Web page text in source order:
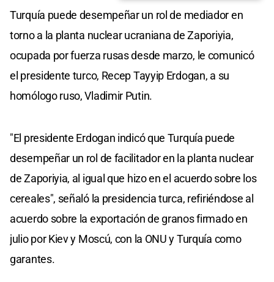
Turquía puede desempeñar un rol de mediador en
torno a la planta nuclear ucraniana de Zaporiyia,
ocupada por fuerza rusas desde marzo, le comunicó
el presidente turco, Recep Tayyip Erdogan, a su
homólogo ruso, Vladimir Putin.
"El presidente Erdogan indicó que Turquía puede
desempeñar un rol de facilitador en la planta nuclear
de Zaporiyia, al igual que hizo en el acuerdo sobre los
cereales", señaló la presidencia turca, refiriéndose al
acuerdo sobre la exportación de granos firmado en
julio por Kiev y Moscú, con la ONU y Turquía como
garantes.